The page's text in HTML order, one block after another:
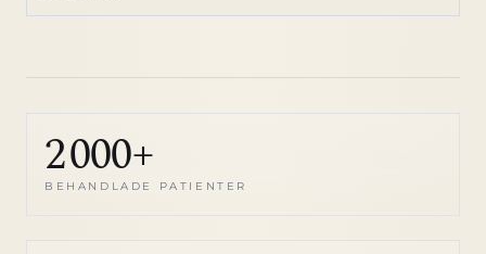
2 000+
BEHANDLADE PATIENTER